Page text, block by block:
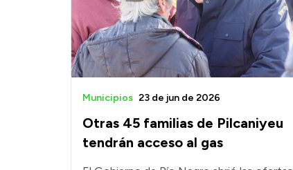
Otras 45 familias de Pilcaniyeu
tendrán acceso al gas
Municipios 23 de jun de 2026